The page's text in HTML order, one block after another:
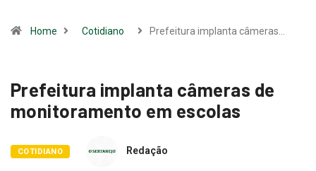
Home Cotidiano Prefeitura implanta câmeras…
Prefeitura implanta câmeras de
monitoramento em escolas
COTIDIANO Redação